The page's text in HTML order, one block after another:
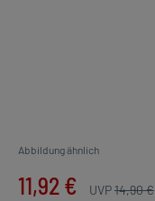
Abbildung ähnlich
11,92 € UVP14,90 €